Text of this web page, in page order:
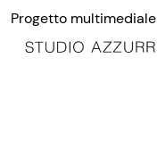
Progetto multimediale